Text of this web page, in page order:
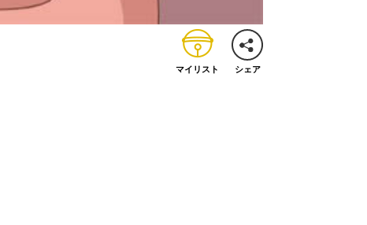
マイリスト シェア